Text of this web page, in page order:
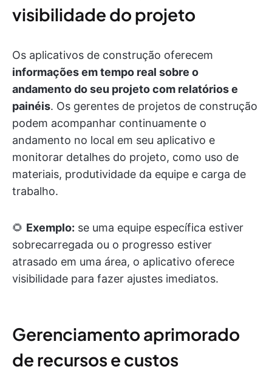
visibilidade do projeto
Os aplicativos de construção oferecem
informações em tempo real sobre o
andamento do seu projeto com relatórios e
painéis. Os gerentes de projetos de construção
podem acompanhar continuamente o
andamento no local em seu aplicativo e
monitorar detalhes do projeto, como uso de
materiais, produtividade da equipe e carga de
trabalho.
🌻 Exemplo: se uma equipe específica estiver
sobrecarregada ou o progresso estiver
atrasado em uma área, o aplicativo oferece
visibilidade para fazer ajustes imediatos.
Gerenciamento aprimorado
de recursos e custos